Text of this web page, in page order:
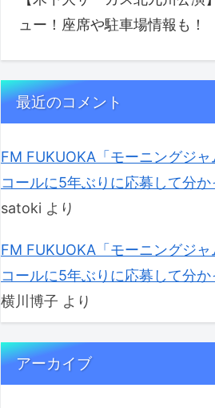
ュー！座席や駐車場情報も！
最近のコメント
FM FUKUOKA「モーニングジ
コールに5年ぶりに応募して分
satoki より
FM FUKUOKA「モーニングジ
コールに5年ぶりに応募して分
横川博子 より
アーカイブ